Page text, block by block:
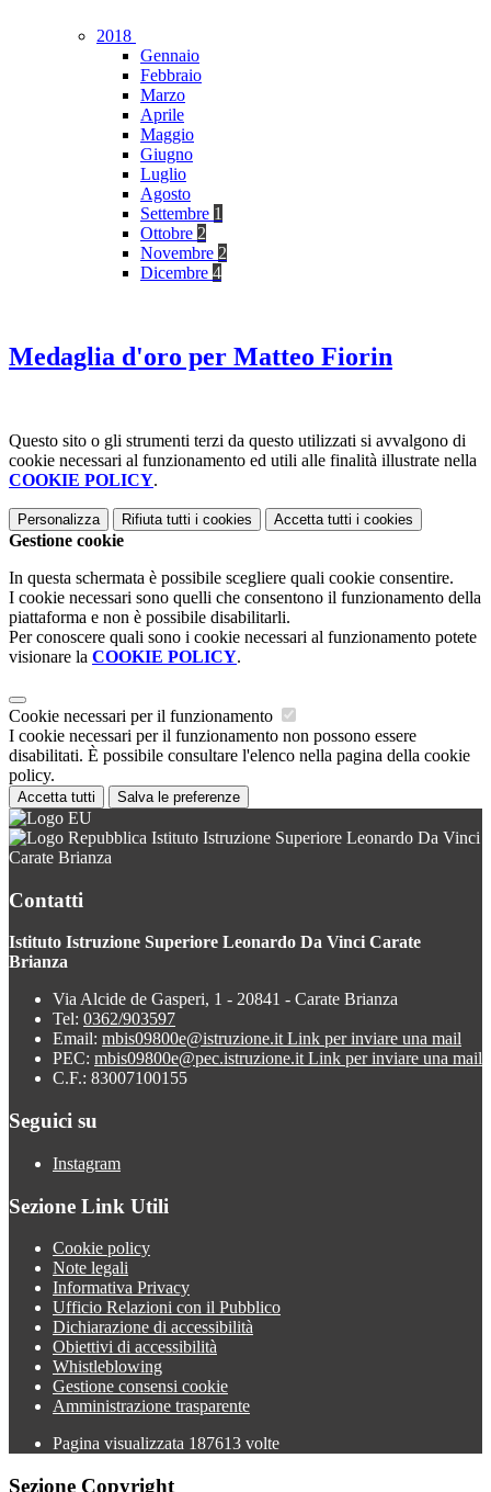
2018
Gennaio
Febbraio
Marzo
Aprile
Maggio
Giugno
Luglio
Agosto
Settembre 1
Ottobre 2
Novembre 2
Dicembre 4
Medaglia d'oro per Matteo Fiorin
Questo sito o gli strumenti terzi da questo utilizzati si avvalgono di
cookie necessari al funzionamento ed utili alle finalità illustrate nella
COOKIE POLICY.
Personalizza Rifiuta tutti i cookies Accetta tutti i cookies
Gestione cookie
In questa schermata è possibile scegliere quali cookie consentire.
I cookie necessari sono quelli che consentono il funzionamento della
piattaforma e non è possibile disabilitarli.
Per conoscere quali sono i cookie necessari al funzionamento potete
visionare la COOKIE POLICY.
Cookie necessari per il funzionamento
I cookie necessari per il funzionamento non possono essere
disabilitati. È possibile consultare l'elenco nella pagina della cookie
policy.
Accetta tutti Salva le preferenze
Istituto Istruzione Superiore Leonardo Da Vinci
Carate Brianza
Contatti
Istituto Istruzione Superiore Leonardo Da Vinci Carate
Brianza
Via Alcide de Gasperi, 1 - 20841 - Carate Brianza
Tel: 0362/903597
Email: mbis09800e@istruzione.it Link per inviare una mail
PEC: mbis09800e@pec.istruzione.it Link per inviare una mail
C.F.: 83007100155
Seguici su
Instagram
Sezione Link Utili
Cookie policy
Note legali
Informativa Privacy
Ufficio Relazioni con il Pubblico
Dichiarazione di accessibilità
Obiettivi di accessibilità
Whistleblowing
Gestione consensi cookie
Amministrazione trasparente
Pagina visualizzata 187613 volte
Sezione Copyright